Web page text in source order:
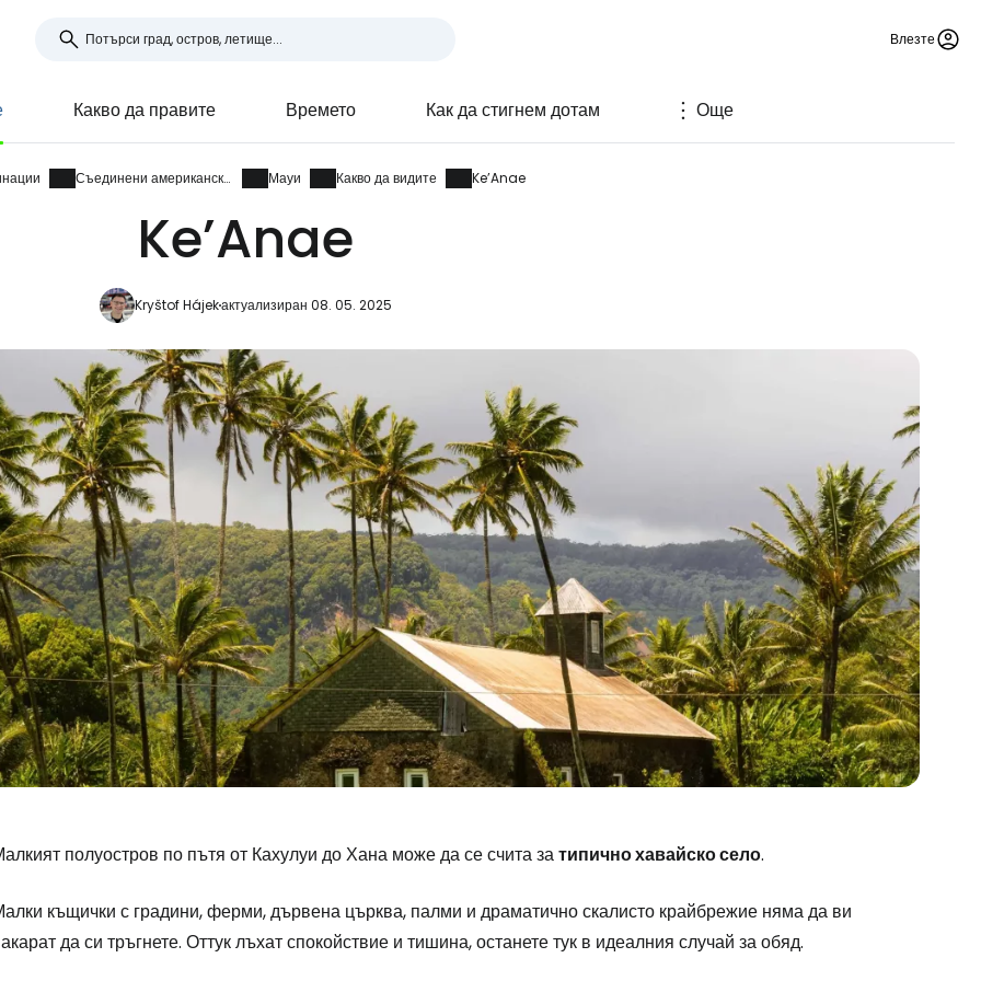
Влезте
Какво да правите Времето Как да стигнем дотам Още
Съединени американски щати Мауи Какво да видите Ke’Anae
Ke’Anae
Kryštof Hájekактуализиран 08. 05. 2025
полуостров по пътя от Кахулуи до Хана може да се счита затипично хавайско село.
къщички с градини, ферми, дървена църква, палми и драматично скалисто крайбрежие няма да ви
да си тръгнете. Оттук лъхат спокойствие и тишина, останете тук в идеалния случай за обяд.